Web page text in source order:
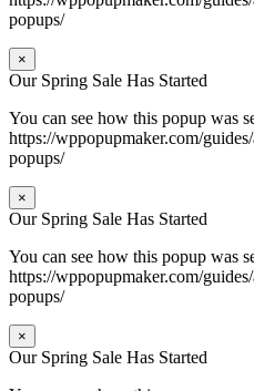
popups/
×
Our Spring Sale Has Started
You can see how this popup was
https://wppopupmaker.com/
popups/
×
Our Spring Sale Has Started
You can see how this popup was
https://wppopupmaker.com/
popups/
×
Our Spring Sale Has Started